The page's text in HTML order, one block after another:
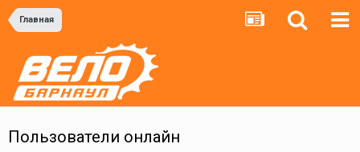
Главная
Пользователи онлайн